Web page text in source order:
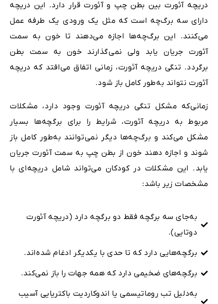
دریچه آئورت بین بطن چپ و آئورت قرار دارد. این دریچه
دارای سه برگ‌چه است که مثل یک ورودی یک طرفه عمل
می‌کنند. این برگ‌چه‌ها اجازه می‌دهند تا خون به سمت
آئورت جریان یابد ولی نمی‌گذارند خون به سمت بطن
برگردد. تنگی دریچه آئورت، زمانی اتفاق می‌افتد که دریچه
آئورت نتواند به‌طور کامل باز شود.
زمانی‌که مشکل تنگی دریچه آئورت وجود دارد، مشکلات
مربوط به دریچه آئورت، شرایط را برای برگچه‌ها بسیار
مشکل می‌کند و برگ‌چه‌ها دیگر نمی‌توانند به‌طور کامل باز
شوند و اجازه دهند خون از بطن چپ به سمت آئورت جریان
یابد. این مشکلات در کودکان می‌تواند شامل دریچه‌ای با
مشخصات زیر باشد:
به‌جای سه برگچه فقط دو برگچه دارد (دریچه آئورت
دوتایی).
برگچه‌هایی دارد که تا حدی با یکدیگر ادغام شده‌اند.
برگچه‌های ضخیمی دارد که همه جهات را باز نمی‌کند.
به‌دلیل تب روماتیسمی یا اندوکاردیت باکتریایی آسیب